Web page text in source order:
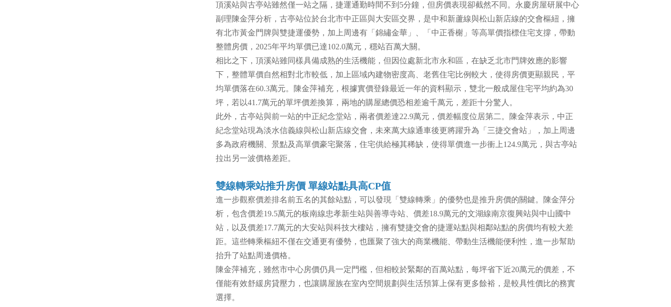
頂溪站與古亭站雖然僅一站之隔，捷運通勤時間不到5分鐘，但房價表現卻截然不同。永慶房屋研展中心
副理陳金萍分析，古亭站位於台北市中正區與大安區交界，是中和新蘆線與松山新店線的交會樞紐，擁
有北市黃金門牌與雙捷運優勢，加上周邊有「錦繡金華」、「中正香榭」等高單價指標住宅支撐，帶動
整體房價，2025年平均單價已達102.0萬元，穩站百萬大關。
相比之下，頂溪站雖同樣具備成熟的生活機能，但因位處新北市永和區，在缺乏北市門牌效應的影響
下，整體單價自然相對北市較低，加上區域內建物密度高、老舊住宅比例較大，使得房價更顯親民，平
均單價落在60.3萬元。陳金萍補充，根據實價登錄最近一年的資料顯示，雙北一般成屋住宅平均約為30
坪，若以41.7萬元的單坪價差換算，兩地的購屋總價恐相差逾千萬元，差距十分驚人。
此外，古亭站與前一站的中正紀念堂站，兩者價差達22.9萬元，價差幅度位居第二。陳金萍表示，中正
紀念堂站現為淡水信義線與松山新店線交會，未來萬大線通車後更將躍升為「三捷交會站」，加上周邊
多為政府機關、景點及高單價豪宅聚落，住宅供給極其稀缺，使得單價進一步衝上124.9萬元，與古亭站
拉出另一波價格差距。
雙線轉乘站推升房價 單線站點具高CP值
進一步觀察價差排名前五名的其餘站點，可以發現「雙線轉乘」的優勢也是推升房價的關鍵。陳金萍分
析，包含價差19.5萬元的板南線忠孝新生站與善導寺站、價差18.9萬元的文湖線南京復興站與中山國中
站，以及價差17.7萬元的大安站與科技大樓站，擁有雙捷交會的捷運站點與相鄰站點的房價均有較大差
距。這些轉乘樞紐不僅在交通更有優勢，也匯聚了強大的商業機能、帶動生活機能便利性，進一步幫助
抬升了站點周邊價格。
陳金萍補充，雖然市中心房價仍具一定門檻，但相較於緊鄰的百萬站點，每坪省下近20萬元的價差，不
僅能有效舒緩房貸壓力，也讓購屋族在室內空間規劃與生活預算上保有更多餘裕，是較具性價比的務實
選擇。